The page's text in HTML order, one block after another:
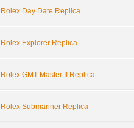
Rolex Day Date Replica
Rolex Explorer Replica
Rolex GMT Master II Replica
Rolex Submariner Replica